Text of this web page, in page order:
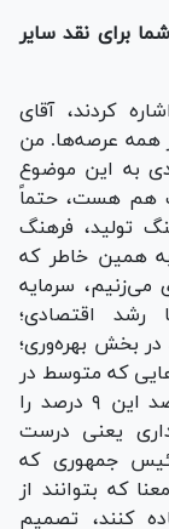
برای نقد سایر
کردند، آقای
همه عرصه‌ها. من
به این موضوع
هم هست، حتماً
تولید، فرهنگ
همین خاطر که
سرمایه
اقتصادی؛
بخش بهره‌وری؛
که متوسط در
سال ۹ درصد رشد داشتند. نصف پنجاه درصد این ۹ درصد را
یعنی درست
جمهوری که
که بتوانند از
کنند، تصمیم